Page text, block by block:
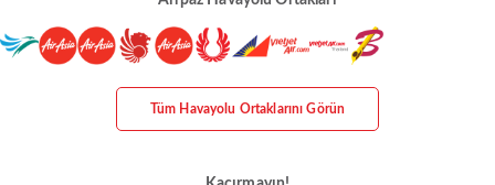
Tüm Havayolu Ortaklarını Görün